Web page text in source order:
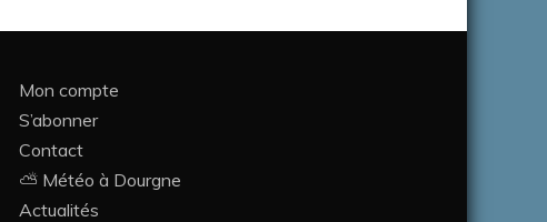
Mon compte
S’abonner
Contact
⛅ Météo à Dourgne
Actualités